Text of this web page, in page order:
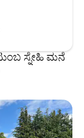
ಸ್ನೇಹಿ ಮನೆ